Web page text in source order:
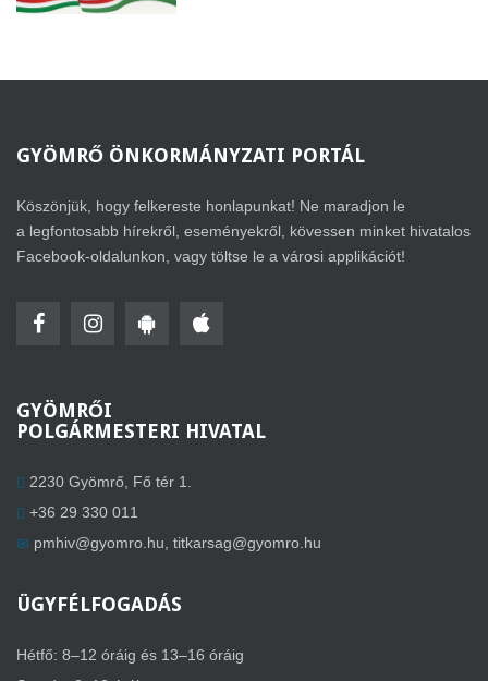
GYÖMRŐ ÖNKORMÁNYZATI PORTÁL
Köszönjük, hogy felkereste honlapunkat! Ne maradjon le
a legfontosabb hírekről, eseményekről, kövessen minket hivatalos
Facebook-oldalunkon, vagy töltse le a városi applikációt!
GYÖMRŐI
POLGÁRMESTERI HIVATAL
2230 Gyömrő, Fő tér 1.
+36 29 330 011
pmhiv@gyomro.hu titkarsag@gyomro.hu
ÜGYFÉLFOGADÁS
Hétfő: 8–12 óráig és 13–16 óráig